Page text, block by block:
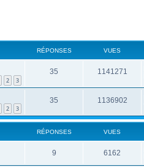
RÉPONSES VUES
2 3
35 1141271
2 3
35 1136902
RÉPONSES VUES
9 6162